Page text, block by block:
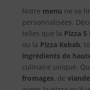
Notre menu ne se
personnalisées.
telles que la Pizza 5
ou la Pizza Kebab,
ingrédients de
culinaire unique.
fromages, de viande